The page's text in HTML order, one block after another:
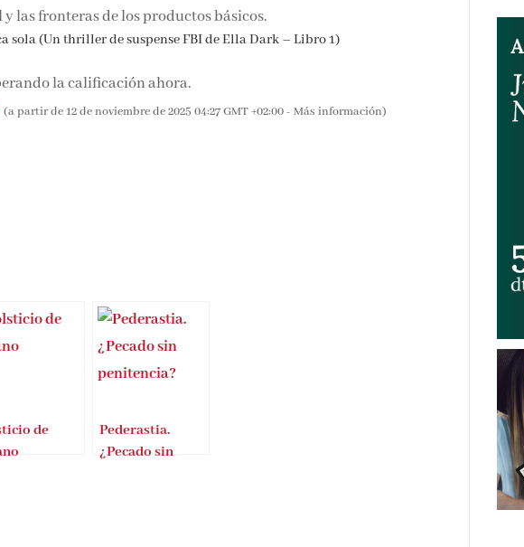
fronteras de los productos básicos.
sola (Un thriller de suspense FBI de Ella Dark – Libro 1)
la calificación ahora.
(a partir de 12 de noviembre de 2025 04:27 GMT +02:00 -Más información)
de
Pederastia.
¿Pecado sin